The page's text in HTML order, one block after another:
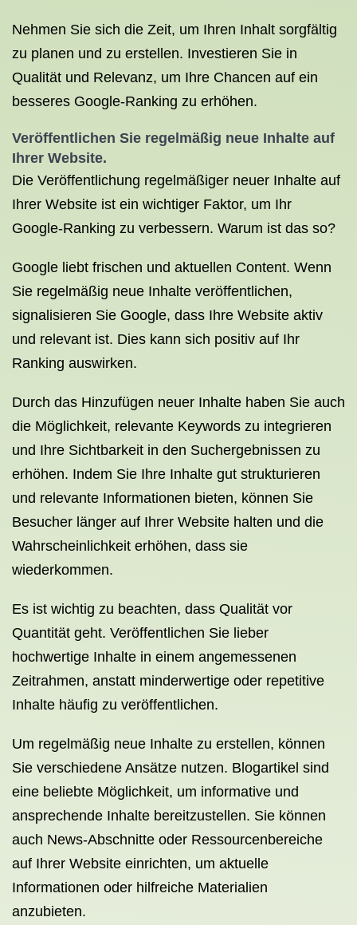
Nehmen Sie sich die Zeit, um Ihren Inhalt sorgfältig
zu planen und zu erstellen. Investieren Sie in
Qualität und Relevanz, um Ihre Chancen auf ein
besseres Google-Ranking zu erhöhen.
Veröffentlichen Sie regelmäßig neue Inhalte auf
Ihrer Website.
Die Veröffentlichung regelmäßiger neuer Inhalte auf
Ihrer Website ist ein wichtiger Faktor, um Ihr
Google-Ranking zu verbessern. Warum ist das so?
Google liebt frischen und aktuellen Content. Wenn
Sie regelmäßig neue Inhalte veröffentlichen,
signalisieren Sie Google, dass Ihre Website aktiv
und relevant ist. Dies kann sich positiv auf Ihr
Ranking auswirken.
Durch das Hinzufügen neuer Inhalte haben Sie auch
die Möglichkeit, relevante Keywords zu integrieren
und Ihre Sichtbarkeit in den Suchergebnissen zu
erhöhen. Indem Sie Ihre Inhalte gut strukturieren
und relevante Informationen bieten, können Sie
Besucher länger auf Ihrer Website halten und die
Wahrscheinlichkeit erhöhen, dass sie
wiederkommen.
Es ist wichtig zu beachten, dass Qualität vor
Quantität geht. Veröffentlichen Sie lieber
hochwertige Inhalte in einem angemessenen
Zeitrahmen, anstatt minderwertige oder repetitive
Inhalte häufig zu veröffentlichen.
Um regelmäßig neue Inhalte zu erstellen, können
Sie verschiedene Ansätze nutzen. Blogartikel sind
eine beliebte Möglichkeit, um informative und
ansprechende Inhalte bereitzustellen. Sie können
auch News-Abschnitte oder Ressourcenbereiche
auf Ihrer Website einrichten, um aktuelle
Informationen oder hilfreiche Materialien
anzubieten.